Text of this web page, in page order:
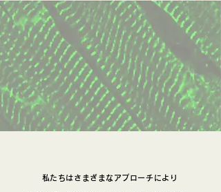
私たちはさまざまなアプローチにより